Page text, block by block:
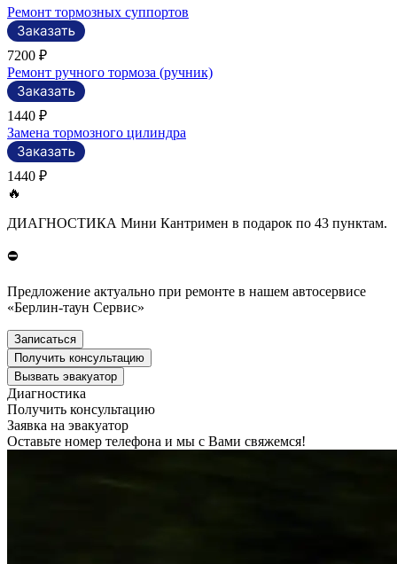
Ремонт тормозных суппортов
7200 ₽
Ремонт ручного тормоза (ручник)
1440 ₽
Замена тормозного цилиндра
1440 ₽
🔥
ДИАГНОСТИКА Мини Кантримен в подарок по 43 пунктам.
⛔
Предложение актуально при ремонте в нашем автосервисе
«Берлин-таун Сервис»
Записаться
Получить консультацию
Вызвать эвакуатор
Диагностика
Получить консультацию
Заявка на эвакуатор
Оставьте номер телефона и мы с Вами свяжемся!